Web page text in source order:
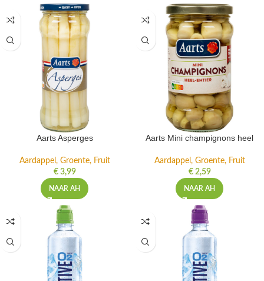
Aarts Asperges
Aardappel, Groente, Fruit
€3,99
NAAR AH
Aarts Mini champignons heel
Aardappel, Groente, Fruit
€2,59
NAAR AH